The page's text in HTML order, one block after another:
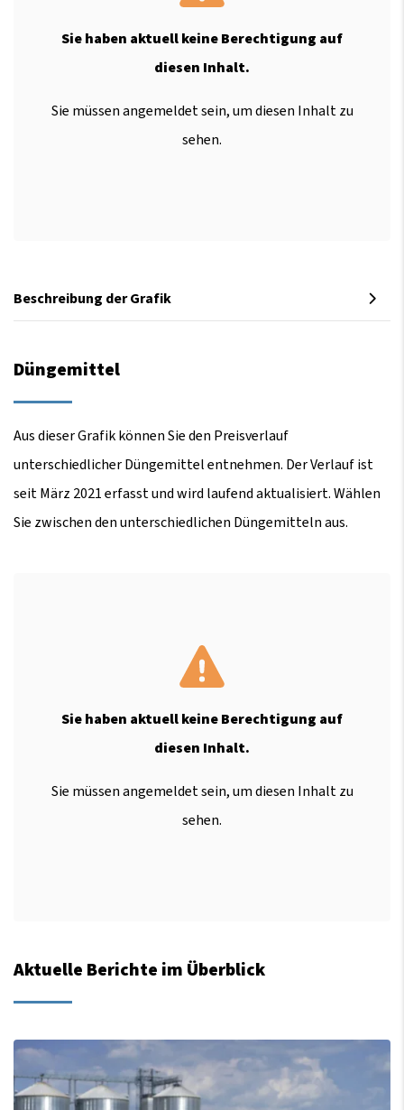
Sie haben aktuell keine Berechtigung auf
diesen Inhalt.
Sie müssen angemeldet sein, um diesen Inhalt zu
sehen.
Beschreibung der Grafik
Düngemittel
Aus dieser Grafik können Sie den Preisverlauf
unterschiedlicher Düngemittel entnehmen. Der Verlauf ist
seit März 2021 erfasst und wird laufend aktualisiert. Wählen
Sie zwischen den unterschiedlichen Düngemitteln aus.
Sie haben aktuell keine Berechtigung auf
diesen Inhalt.
Sie müssen angemeldet sein, um diesen Inhalt zu
sehen.
Aktuelle Berichte im Überblick